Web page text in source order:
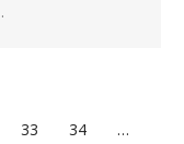
33 34
…